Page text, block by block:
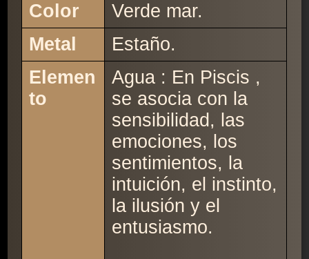
Color
Verde mar.
Metal
Estaño.
Elemen
to
Agua : En Piscis ,
se asocia con la
sensibilidad, las
emociones, los
sentimientos, la
intuición, el instinto,
la ilusión y el
entusiasmo.